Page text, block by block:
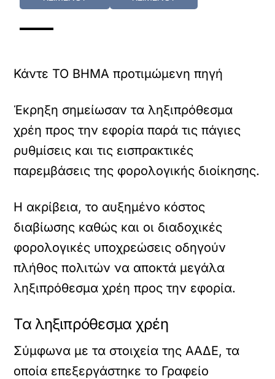
Κάντε TO BHMA προτιμώμενη πηγή
Έκρηξη σημείωσαν τα ληξιπρόθεσμα
χρέη προς την εφορία παρά τις πάγιες
ρυθμίσεις και τις εισπρακτικές
παρεμβάσεις της φορολογικής διοίκησης.
Η ακρίβεια, το αυξημένο κόστος
διαβίωσης καθώς και οι διαδοχικές
φορολογικές υποχρεώσεις οδηγούν
πλήθος πολιτών να αποκτά μεγάλα
ληξιπρόθεσμα χρέη προς την εφορία.
Τα ληξιπρόθεσμα χρέη
Σύμφωνα με τα στοιχεία της ΑΑΔΕ, τα
οποία επεξεργάστηκε το Γραφείο